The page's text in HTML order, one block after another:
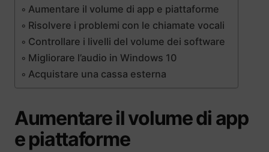
Aumentare il volume di app e piattaforme
Risolvere i problemi con le chiamate vocali
Controllare i livelli del volume dei software
Migliorare l’audio in Windows 10
Acquistare una cassa esterna
Aumentare il volume di app
e piattaforme